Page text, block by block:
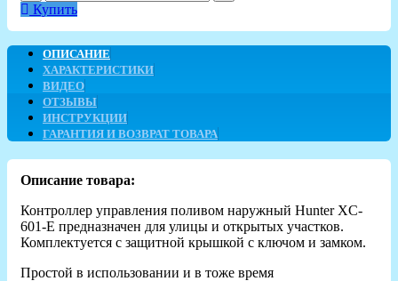
Купить
ОПИСАНИЕ
ХАРАКТЕРИСТИКИ
ВИДЕО
ОТЗЫВЫ
ИНСТРУКЦИИ
ГАРАНТИЯ И ВОЗВРАТ ТОВАРА
Описание товара:
Контроллер управления поливом наружный Hunter XC-
601-E предназначен для улицы и открытых участков.
Комплектуется с защитной крышкой с ключом и замком.
Простой в использовании и в тоже время